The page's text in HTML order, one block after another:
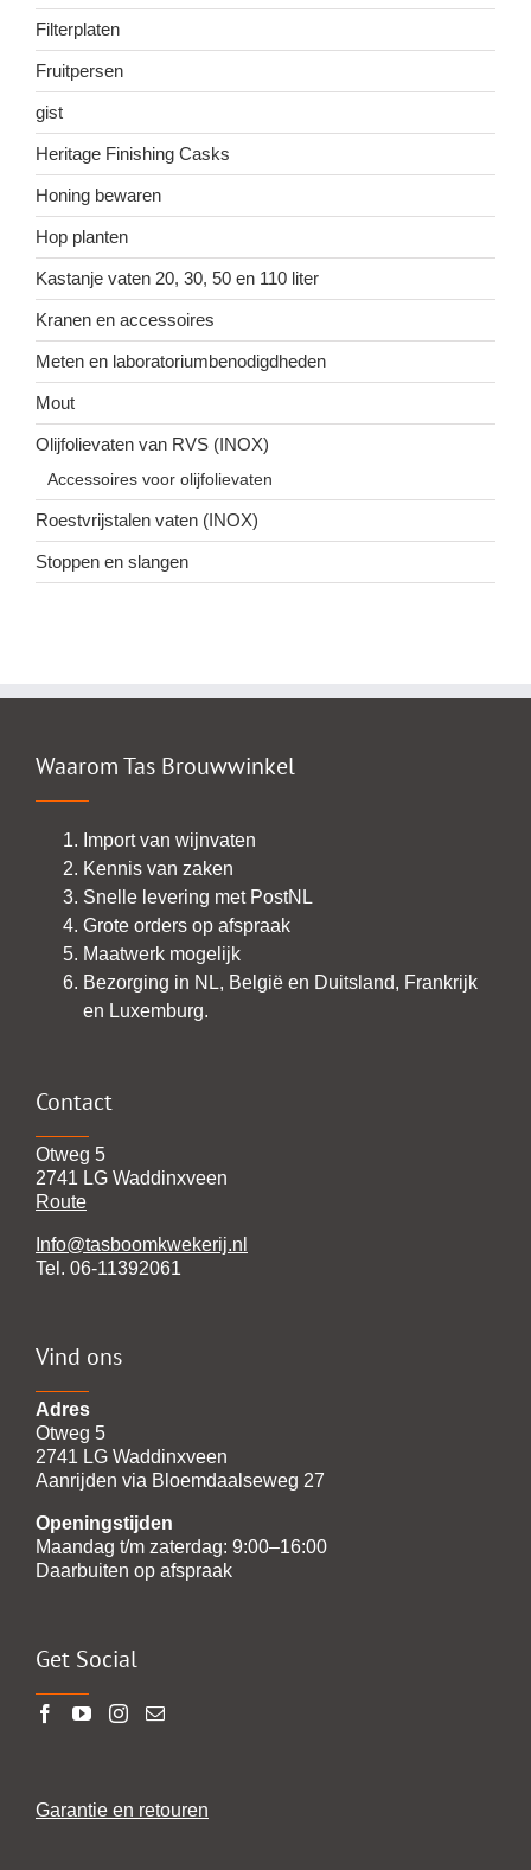
Filterplaten
Fruitpersen
gist
Heritage Finishing Casks
Honing bewaren
Hop planten
Kastanje vaten 20, 30, 50 en 110 liter
Kranen en accessoires
Meten en laboratoriumbenodigdheden
Mout
Olijfolievaten van RVS (INOX)
Accessoires voor olijfolievaten
Roestvrijstalen vaten (INOX)
Stoppen en slangen
Waarom Tas Brouwwinkel
Import van wijnvaten
Kennis van zaken
Snelle levering met PostNL
Grote orders op afspraak
Maatwerk mogelijk
Bezorging in NL, België en Duitsland, Frankrijk
en Luxemburg.
Contact
Otweg 5
2741 LG Waddinxveen
Route
Info@tasboomkwekerij.nl
Tel. 06-11392061
Vind ons
Adres
Otweg 5
2741 LG Waddinxveen
Aanrijden via Bloemdaalseweg 27
Openingstijden
Maandag t/m zaterdag: 9:00–16:00
Daarbuiten op afspraak
Get Social
Garantie en retouren